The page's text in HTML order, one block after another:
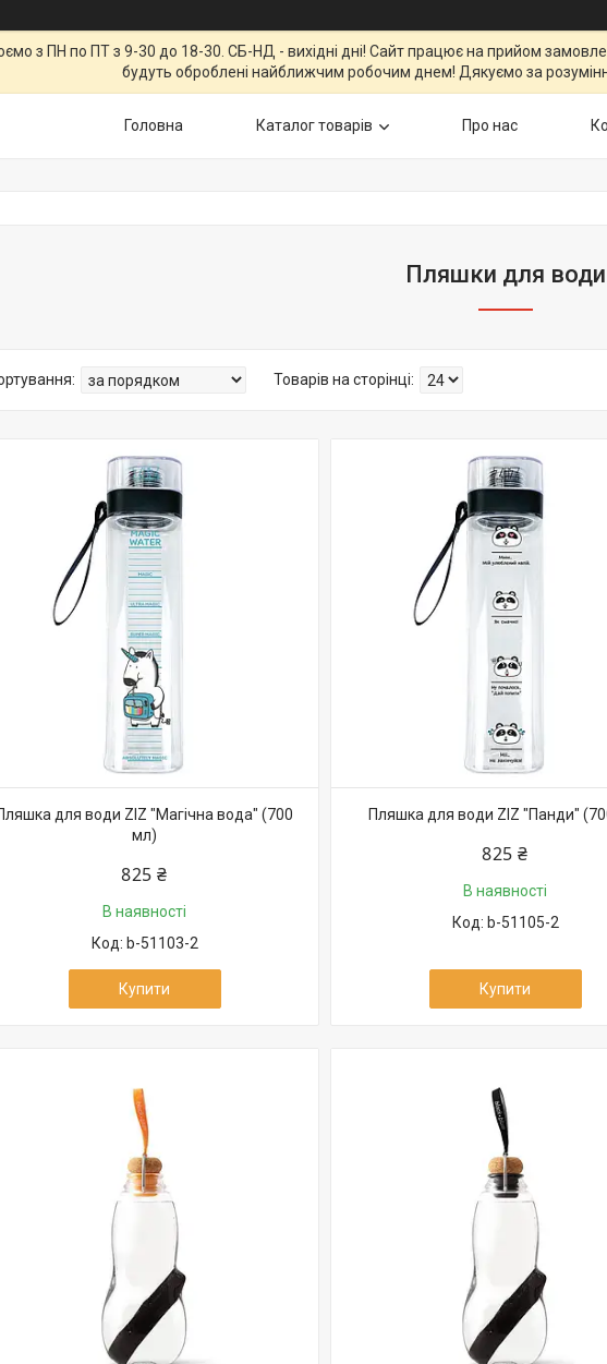
з ПН по ПТ з 9-30 до 18-30. СБ-НД - вихідні дні! Сайт працює на прийом
будуть оброблені найближчим робочим днем! Дякуємо за
Головна Каталог товарів Про нас
Пляшки для води
для води ZIZ "Магічна вода" (700
мл)
825 ₴
В наявності
b-51103-2
Купити
Пляшка для води ZIZ "Панди"
825 ₴
В наявності
b-51105-2
Купити